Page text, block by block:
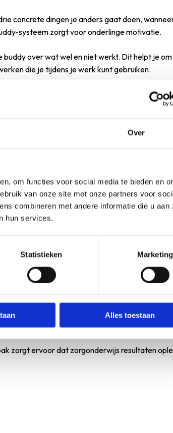
Over
om functies voor social media te bieden en
van onze site met onze partners voor
combineren met andere informatie die u aan
hun services.
Statistieken Marketing
Alles toestaan
concrete dingen je anders gaat doen,
systeem zorgt voor onderlinge motivatie.
over wat wel en niet werkt. Dit helpt je
die je tijdens je werk kunt gebruiken.
gesprekstechniek bij bepaalde patiënten
hebben tegen
zijn. Introduceer veranderingen geleidelijk en
angst voor extra werkdruk of twijfel over
aanzienlijk.
zijn over de nieuwe aanpak.
tot verandering.
mensen naar wie anderen luisteren. Wanneer
om momentum te behouden.
tot
zorgt ervoor dat zorgonderwijs resultaten